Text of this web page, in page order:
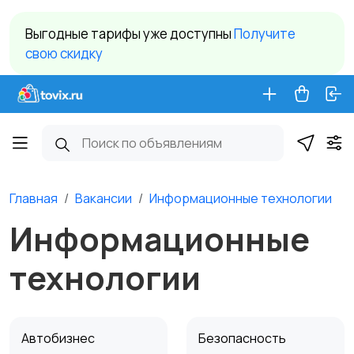
Выгодные тарифы уже доступныПолучите
свою скидку
Главная Вакансии Информационные технологии
Информационные
технологии
Автобизнес Безопасность